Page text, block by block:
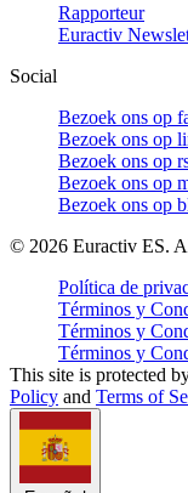
Rapporteur
Euractiv
Social
Bezoek ons op
Bezoek ons op
Bezoek ons op
Bezoek ons op
Bezoek ons op
© 2026 Euractiv ES.
Política de
Términos y
Términos y
Términos y
This site is protected
Policy and Terms of